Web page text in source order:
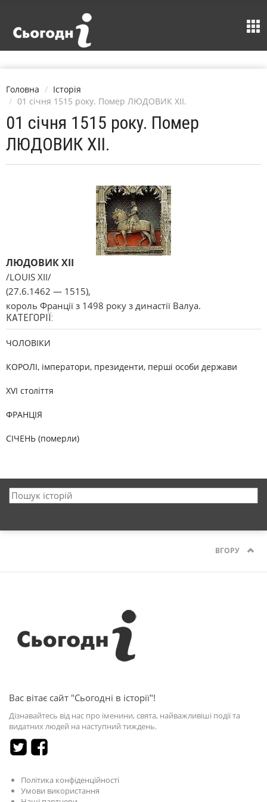
Головна
Історія
01 січня 1515 року. Помер ЛЮДОВИК XII.
01 січня 1515 року. Помер
ЛЮДОВИК XII.
ЛЮДОВИК XII
/LOUIS XII/
(27.6.1462 — 1515),
король Франції з 1498 року з династії Валуа.
КАТЕГОРІЇ:
ЧОЛОВІКИ
КОРОЛІ, імператори, президенти, перші особи держави
XVI століття
ФРАНЦІЯ
СІЧЕНЬ (померли)
ВГОРУ
Вас вітає сайт "Сьогодні в історії"!
Дізнавайтесь від нас про іменини, свята, найважливіші події та
видатних людей на наступний тиждень.
Політика конфіденційності
Умови використання